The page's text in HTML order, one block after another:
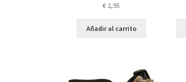
€ 2,95
Añadir al carrito